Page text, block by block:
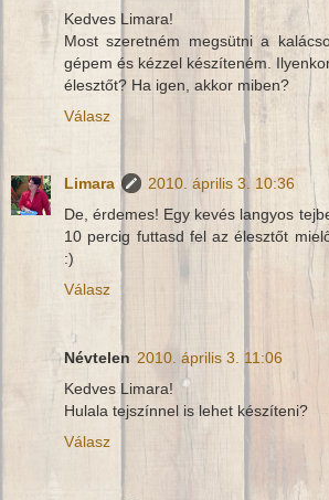
Kedves Limara!
Most szeretném megsütni a
gépem és kézzel készíteném.
élesztőt? Ha igen, akkor miben?
Válasz
Limara
2010. április 3. 10:36
De, érdemes! Egy kevés langyos
10 percig futtasd fel az élesztőt
:)
Válasz
Névtelen 2010. április 3. 11:06
Kedves Limara!
Hulala tejszínnel is lehet készíteni?
Válasz